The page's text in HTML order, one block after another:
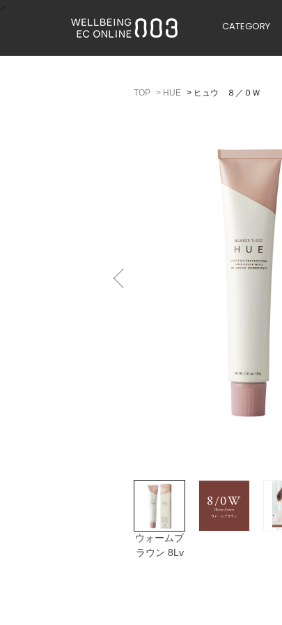
CATEGORY
> HUE > ヒュウ ８／０Ｗ
ウォームブ
ラウン 8Lv